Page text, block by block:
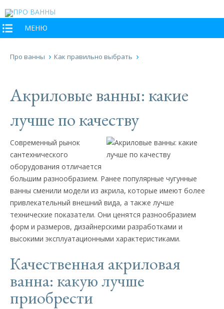
МЕНЮ
Про ванны Как правильно выбрать
Акриловые ванны: какие
лучше по качеству
Современный рынок
сантехнического
оборудования отличается
большим разнообразием. Ранее популярные чугунные
ванны сменили модели из акрила, которые имеют более
привлекательный внешний вида, а также лучше
технические показатели. Они ценятся разнообразием
форм и размеров, дизайнерскими разработками и
высокими эксплуатационными характеристиками.
Качественная акриловая
ванна: какую лучше
приобрести